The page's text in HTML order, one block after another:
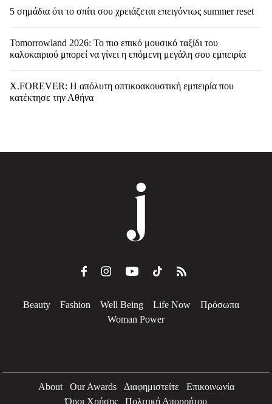
5 σημάδια ότι το σπίτι σου χρειάζεται επειγόντως summer reset
Tomorrowland 2026: Το πιο επικό μουσικό ταξίδι του
καλοκαιριού μπορεί να γίνει η επόμενη μεγάλη σου εμπειρία
X.FOREVER: Η απόλυτη οπτικοακουστική εμπειρία που
κατέκτησε την Αθήνα
Beauty Fashion Well Being Life Now
Πρόσωπα
Woman Power
About Our Awards Διαφημιστείτε
Επικοινωνία
Όροι Χρήσης
Πολιτική Απορρήτου